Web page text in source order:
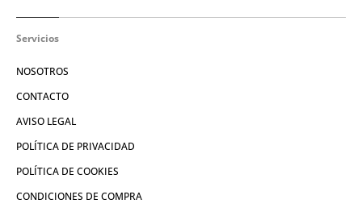
Servicios
NOSOTROS
CONTACTO
AVISO LEGAL
POLÍTICA DE PRIVACIDAD
POLÍTICA DE COOKIES
CONDICIONES DE COMPRA